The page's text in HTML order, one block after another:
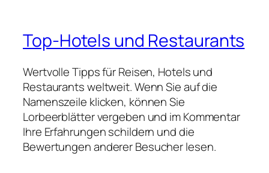
Top-Hotels und Restaurants
Wertvolle Tipps für Reisen, Hotels und
Restaurants weltweit. Wenn Sie auf die
Namenszeile klicken, können Sie
Lorbeerblätter vergeben und im Kommentar
Ihre Erfahrungen schildern und die
Bewertungen anderer Besucher lesen.